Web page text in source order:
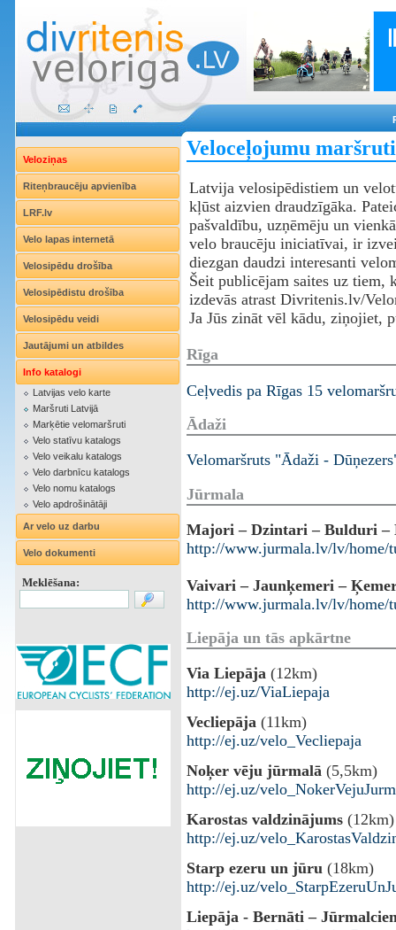
Veloziņas
Riteņbraucēju apvienība
LRF.lv
Velo lapas internetā
Velosipēdu drošība
Velosipēdistu drošība
Velosipēdu veidi
Jautājumi un atbildes
Info katalogi
Latvijas velo karte
Maršruti Latvijā
Marķētie velomaršruti
Velo statīvu katalogs
Velo veikalu katalogs
Velo darbnīcu katalogs
Velo nomu katalogs
Velo apdrošinātāji
Ar velo uz darbu
Velo dokumenti
Meklēšana:
Veloceļojumu
Latvija velosipēdistiem un
kļūst aizvien draudzīgāka.
pašvaldību, uzņēmēju un
velo braucēju iniciatīvai, ir
diezgan daudzi interesanti
Šeit publicējam saites uz tiem,
izdevās atrast Divritenis.lv/
Ja Jūs zināt vēl kādu, ziņojiet,
Rīga
Ceļvedis pa Rīgas 15
Ādaži
Velomaršruts "Ādaži -
Jūrmala
Majori – Dzintari – Bulduri –
http://www.jurmala.lv/lv/home/
Vaivari – Jaunķemeri –
http://www.jurmala.lv/lv/home/
Liepāja un tās apkārtne
Via Liepāja(12km)
http://ej.uz/ViaLiepaja
Vecliepāja(11km)
http://ej.uz/velo_Vecliepaja
Noķer vēju jūrmalā(5,5km)
http://ej.uz/
Karostas valdzinājums(12km)
http://ej.uz/
Starp ezeru un jūru(18km)
http://ej.uz/
Liepāja - Bernāti –